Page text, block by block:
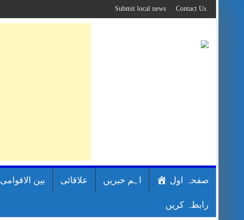
to
content
Contact Us
Submit local news
صفحہ اول اہم خبریں علاقائی بین الاقوامی
رابطہ کریں